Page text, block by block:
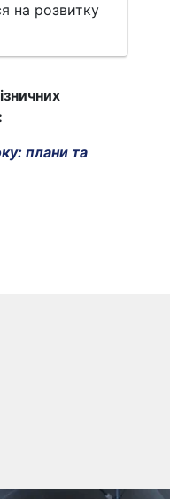
на розвитку
плани та